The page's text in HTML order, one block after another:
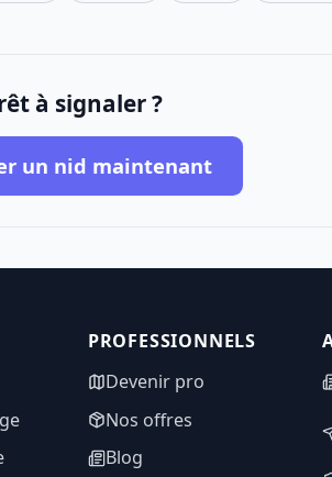
à signaler ?
un nid maintenant
PROFESSIONNELS
Devenir pro
Nos offres
Blog